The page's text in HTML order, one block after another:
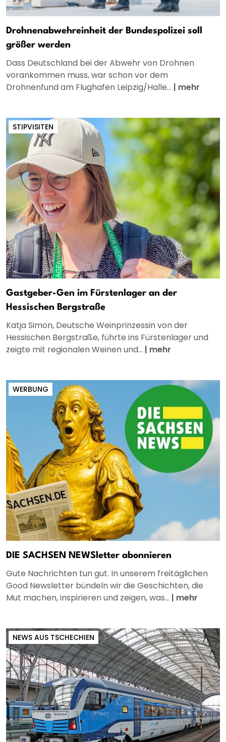
Drohnenabwehreinheit der Bundespolizei soll
größer werden
Dass Deutschland bei der Abwehr von Drohnen
vorankommen muss, war schon vor dem
Drohnenfund am Flughafen Leipzig/Halle... | mehr
STIPVISITEN
Gastgeber-Gen im Fürstenlager an der
Hessischen Bergstraße
Katja Simon, Deutsche Weinprinzessin von der
Hessischen Bergstraße, führte ins Fürstenlager und
zeigte mit regionalen Weinen und... | mehr
WERBUNG
DIE SACHSEN NEWSletter abonnieren
Gute Nachrichten tun gut. In unserem freitäglichen
Good Newsletter bündeln wir die Geschichten, die
Mut machen, inspirieren und zeigen, was... | mehr
NEWS AUS TSCHECHIEN